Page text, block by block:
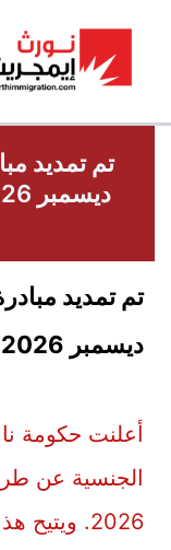
ديسمبر 2026
أعلنت حكومة
الجنسية عن
2026.